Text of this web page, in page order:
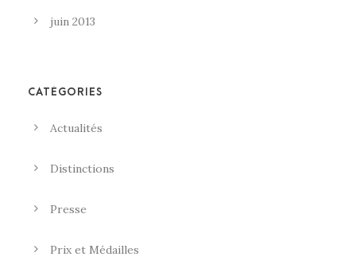
juin 2013
CATÉGORIES
Actualités
Distinctions
Presse
Prix et Médailles